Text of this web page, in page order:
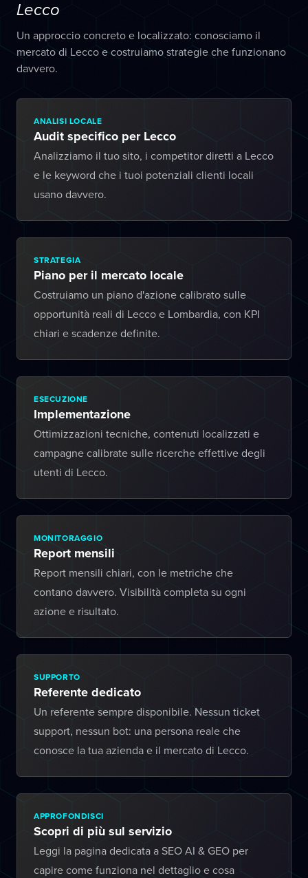
Lecco
Un approccio concreto e localizzato: conosciamo il
mercato di Lecco e costruiamo strategie che funzionano
davvero.
ANALISI LOCALE
Audit specifico per Lecco
Analizziamo il tuo sito, i competitor diretti a Lecco
e le keyword che i tuoi potenziali clienti locali
usano davvero.
STRATEGIA
Piano per il mercato locale
Costruiamo un piano d'azione calibrato sulle
opportunità reali di Lecco e Lombardia, con KPI
chiari e scadenze definite.
ESECUZIONE
Implementazione
Ottimizzazioni tecniche, contenuti localizzati e
campagne calibrate sulle ricerche effettive degli
utenti di Lecco.
MONITORAGGIO
Report mensili
Report mensili chiari, con le metriche che
contano davvero. Visibilità completa su ogni
azione e risultato.
SUPPORTO
Referente dedicato
Un referente sempre disponibile. Nessun ticket
support, nessun bot: una persona reale che
conosce la tua azienda e il mercato di Lecco.
APPROFONDISCI
Scopri di più sul servizio
Leggi la pagina dedicata a SEO AI & GEO per
capire come funziona nel dettaglio e cosa